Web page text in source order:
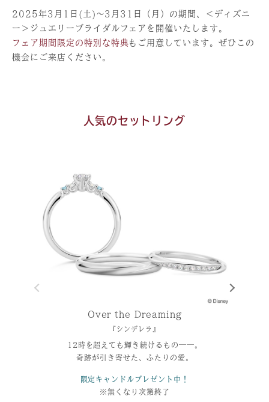
2025年3月1日(土)～3月31日（月）の期間、＜ディズニ
ー＞ジュエリーブライダルフェアを開催いたします。
フェア期間限定の特別な特典もご用意しています。ぜひこの
機会にご来店ください。
人気のセットリング
Over the Dreaming
『シンデレラ』
12時を超えても輝き続けるもの――。
奇跡が引き寄せた、ふたりの愛。
限定キャンドルプレゼント中！
※無くなり次第終了